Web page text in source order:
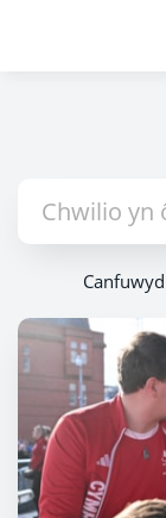
Canfuwyd